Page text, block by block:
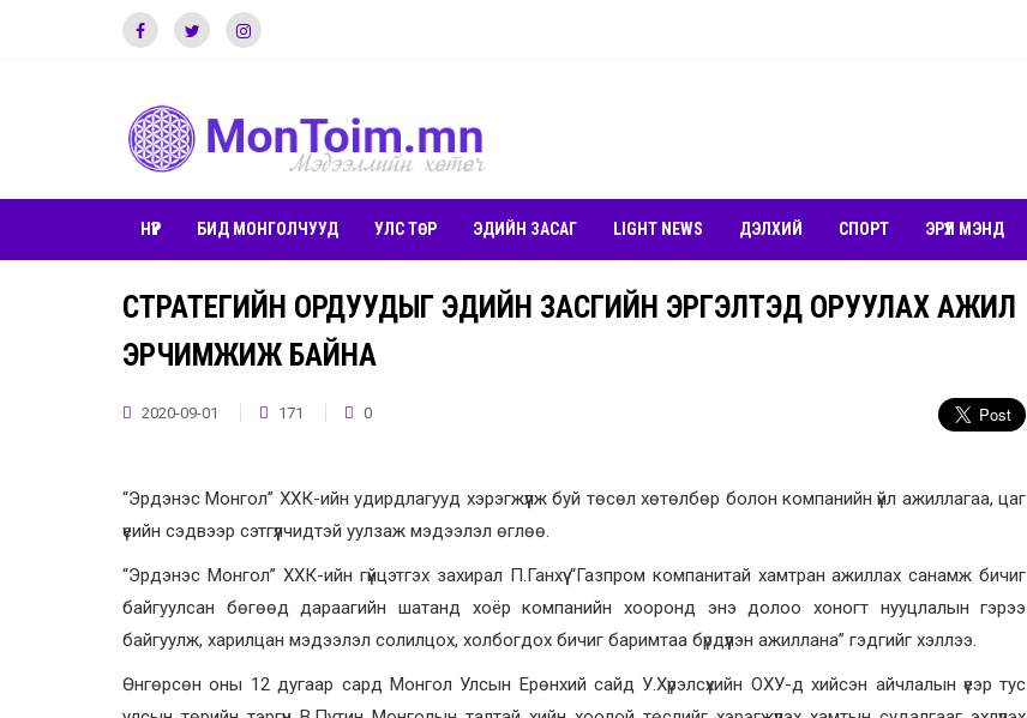
НҮҮР БИД МОНГОЛЧУУД УЛС ТӨР ЭДИЙН ЗАСАГ LIGHT NEWS ДЭЛХИЙ СПОРТ ЭРҮҮЛ МЭНД
СТРАТЕГИЙН ОРДУУДЫГ ЭДИЙН ЗАСГИЙН ЭРГЭЛТЭД ОРУУЛАХ АЖИЛ
ЭРЧИМЖИЖ БАЙНА
2020-09-01 171 0
“Эрдэнэс Монгол” ХХК-ийн удирдлагууд хэрэгжүүлж буй төсөл хөтөлбөр болон компанийн үйл ажиллагаа, цаг
үеийн сэдвээр сэтгүүлчидтэй уулзаж мэдээлэл өглөө.
“Эрдэнэс Монгол” ХХК-ийн гүйцэтгэх захирал П.Ганхүү “Газпром компанитай хамтран ажиллах санамж бичиг
байгуулсан бөгөөд дараагийн шатанд хоёр компанийн хооронд энэ долоо хоногт нууцлалын гэрээ
байгуулж, харилцан мэдээлэл солилцох, холбогдох бичиг баримтаа бүрдүүлэн ажиллана” гэдгийг хэллээ.
Өнгөрсөн оны 12 дугаар сард Монгол Улсын Ерөнхий сайд У.Хүрэлсүхийн ОХУ-д хийсэн айчлалын үеэр тус